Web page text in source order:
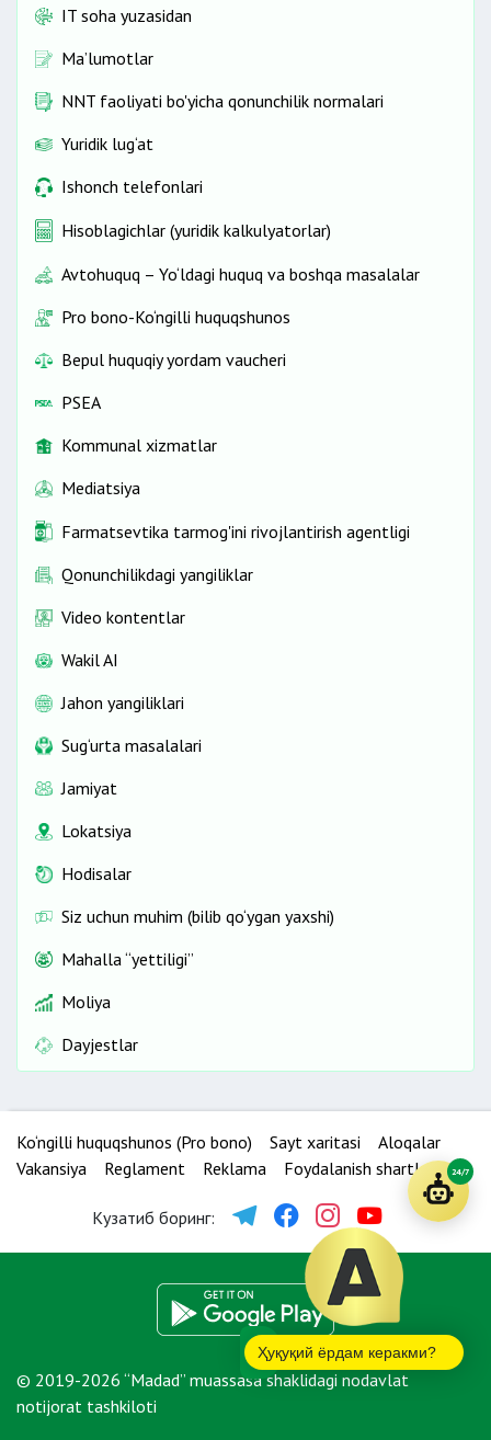
IT soha yuzasidan
Ma’lumotlar
NNT faoliyati bo'yicha qonunchilik normalari
Yuridik lug‘at
Ishonch telefonlari
Hisoblagichlar (yuridik kalkulyatorlar)
Avtohuquq – Yo‘ldagi huquq va boshqa masalalar
Pro bono-Ko‘ngilli huquqshunos
Bepul huquqiy yordam vaucheri
PSEA
Kommunal xizmatlar
Mediatsiya
Farmatsevtika tarmog'ini rivojlantirish agentligi
Qonunchilikdagi yangiliklar
Video kontentlar
Wakil AI
Jahon yangiliklari
Sug‘urta masalalari
Jamiyat
Lokatsiya
Hodisalar
Siz uchun muhim (bilib qo‘ygan yaxshi)
Mahalla “yettiligi”
Moliya
Dayjestlar
Ko‘ngilli huquqshunos (Pro bono) Sayt xaritasi
Aloqalar
Vakansiya
Reglament Reklama Foydalanish shartlari
Кузатиб боринг:
© 2019-2026 “Madad” muassasa shaklidagi nodavlat
notijorat tashkiloti
Ҳуқуқий ёрдам керакми?
24/7